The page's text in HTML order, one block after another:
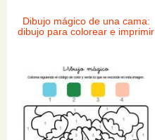
Dibujo mágico de una cama:
dibujo para colorear e imprimir